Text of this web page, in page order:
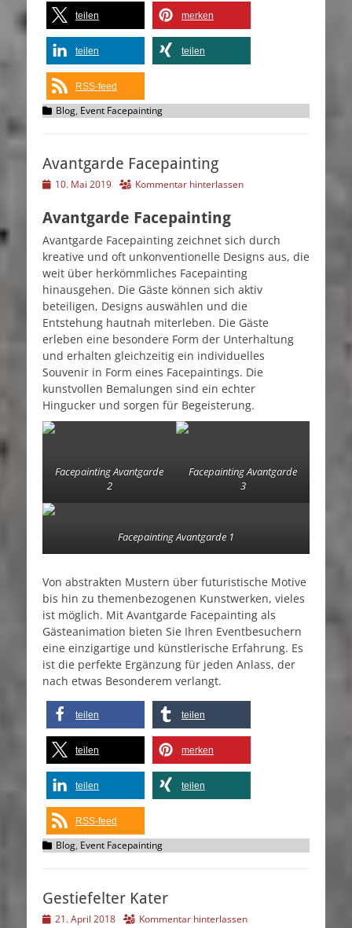
teilen merken
teilen teilen
RSS-feed
Kategorien
Blog, Event Facepainting
Avantgarde Facepainting
Veröffentlicht
10. Mai 2019 Kommentar hinterlassen
Avantgarde Facepainting
Avantgarde Facepainting zeichnet sich durch
kreative und oft unkonventionelle Designs aus, die
weit über herkömmliches Facepainting
hinausgehen. Die Gäste können sich aktiv
beteiligen, Designs auswählen und die
Entstehung hautnah miterleben. Die Gäste
erleben eine besondere Form der Unterhaltung
und erhalten gleichzeitig ein individuelles
Souvenir in Form eines Facepaintings. Die
kunstvollen Bemalungen sind ein echter
Hingucker und sorgen für Begeisterung.
Facepainting Avantgarde
2
Facepainting Avantgarde
3
Facepainting Avantgarde 1
Von abstrakten Mustern über futuristische Motive
bis hin zu themenbezogenen Kunstwerken, vieles
ist möglich. Mit Avantgarde Facepainting als
Gästeanimation bieten Sie Ihren Eventbesuchern
eine einzigartige und künstlerische Erfahrung. Es
ist die perfekte Ergänzung für jeden Anlass, der
nach etwas Besonderem verlangt.
teilen teilen
teilen merken
teilen teilen
RSS-feed
Kategorien
Blog, Event Facepainting
Gestiefelter Kater
Veröffentlicht
21. April 2018 Kommentar hinterlassen